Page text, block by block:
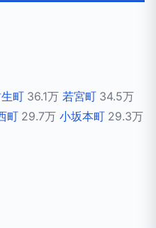
町 36.1万 若宮町 34.5万
町 29.7万 小坂本町 29.3万